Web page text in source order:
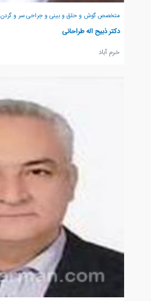
متخصص گوش و حلق و بینی و جراحی سر و گردن
دکتر ذبیح اله طراحانی
خرم آباد